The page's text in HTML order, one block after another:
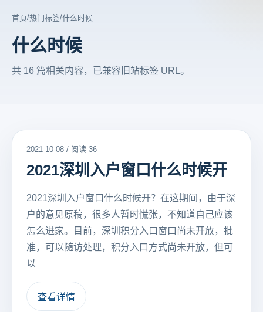
首页/热门标签/什么时候
什么时候
共 16 篇相关内容，已兼容旧站标签 URL。
2021-10-08 / 阅读 36
2021深圳入户窗口什么时候开
2021深圳入户窗口什么时候开？在这期间，由于深
户的意见原稿，很多人暂时慌张，不知道自己应该
怎么进家。目前，深圳积分入口窗口尚未开放，批
准，可以随访处理，积分入口方式尚未开放，但可
以
查看详情